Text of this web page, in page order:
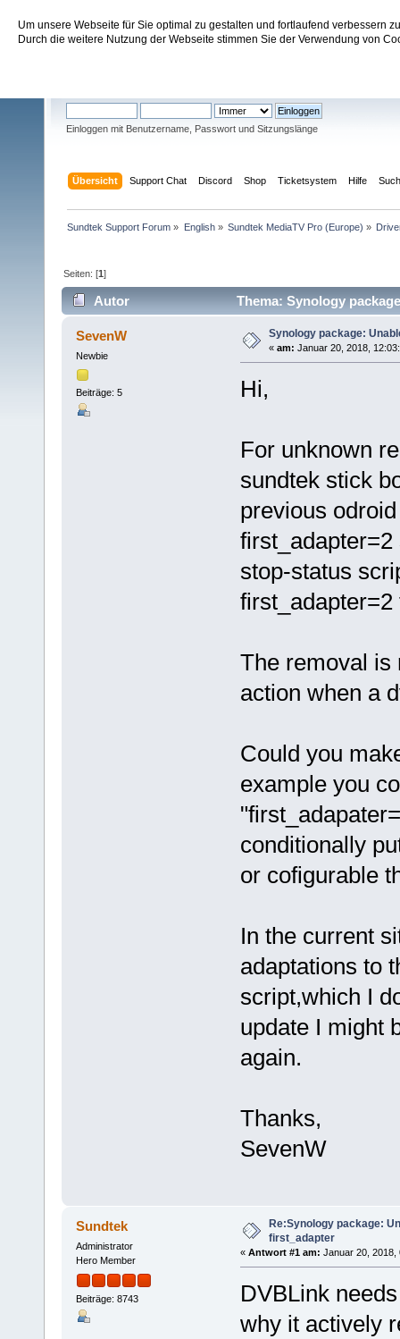
Um unsere Webseite für Sie optimal zu gestalten und fortlaufend verbessern
Durch die weitere Nutzung der Webseite stimmen Sie der Verwendung von
Sundtek Support Forum
Einloggen mit Benutzername, Passwort und Sitzungslänge
Übersicht Support Chat Discord Shop Ticketsystem Hilfe
Sundtek Support Forum » English» Sundtek MediaTV Pro (Europe) »
Seiten: [1]
Autor Thema: Synology
SevenW
Newbie
Beiträge: 5
Synology package:
« am: Januar 20, 2018,
Hi,
For unknown
sundtek stick
previous
stop-status
The removal is
action when a
Could you
example you
conditionally
or cofigurable
In the current
adaptations to
script,which I
update I might
again.
Thanks,
SevenW
Sundtek
Administrator
Hero Member
Beiträge: 8743
Re:Synology package:
first_adapter
« Antwort #1 am: Januar 20, 2018,
DVBLink
why it actively